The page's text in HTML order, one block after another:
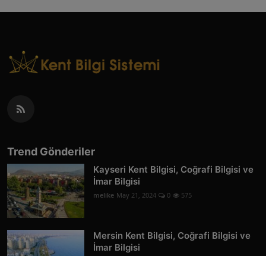
Trend Gönderiler
Kayseri Kent Bilgisi, Coğrafi Bilgisi ve
İmar Bilgisi
melike May 21, 2024 0 575
Mersin Kent Bilgisi, Coğrafi Bilgisi ve
İmar Bilgisi